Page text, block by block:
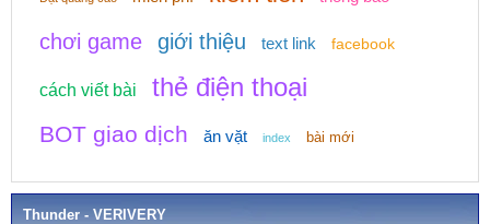
chơi game giới thiệu text link facebook
cách viết bài thẻ điện thoại
BOT giao dịch ăn vặt index bài mới
Thunder - VERIVERY